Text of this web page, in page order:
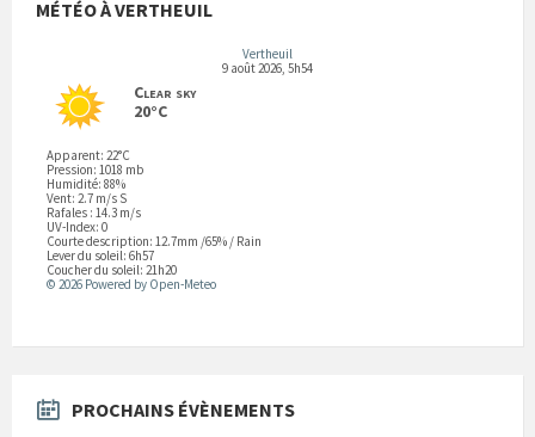
MÉTÉO À VERTHEUIL
Vertheuil
9 août 2026, 5h54
Clear sky
20°C
Apparent: 22°C
Pression: 1018 mb
Humidité: 88%
Vent: 2.7 m/s S
Rafales : 14.3 m/s
UV-Index: 0
Courte description: 12.7mm /65% / Rain
Lever du soleil: 6h57
Coucher du soleil: 21h20
© 2026 Powered by Open-Meteo
PROCHAINS ÉVÈNEMENTS